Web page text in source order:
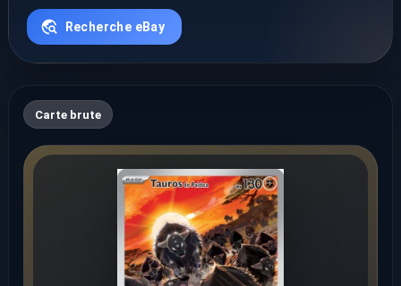
Recherche eBay
Carte brute